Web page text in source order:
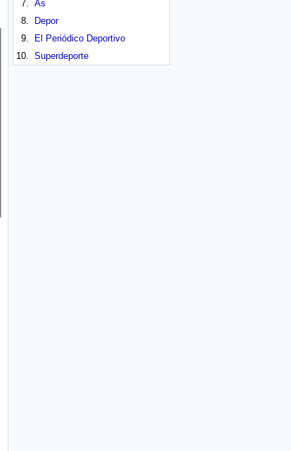
As
Depor
El Periódico Deportivo
Superdeporte